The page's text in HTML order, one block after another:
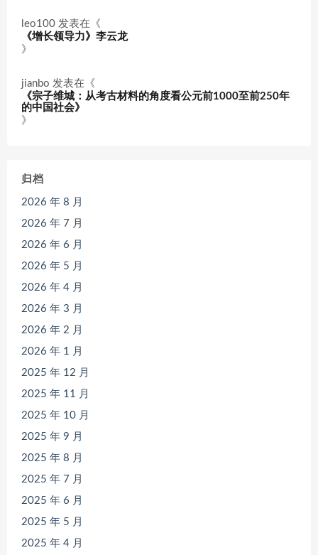
leo100 发表在《
《增长领导力》李云龙
》
jianbo 发表在《
《宗子维城：从考古材料的角度看公元前1000至前250年
的中国社会》
》
归档
2026 年 8 月
2026 年 7 月
2026 年 6 月
2026 年 5 月
2026 年 4 月
2026 年 3 月
2026 年 2 月
2026 年 1 月
2025 年 12 月
2025 年 11 月
2025 年 10 月
2025 年 9 月
2025 年 8 月
2025 年 7 月
2025 年 6 月
2025 年 5 月
2025 年 4 月